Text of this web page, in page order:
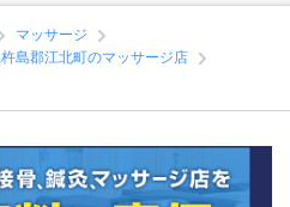
マッサージ
島郡江北町のマッサージ店